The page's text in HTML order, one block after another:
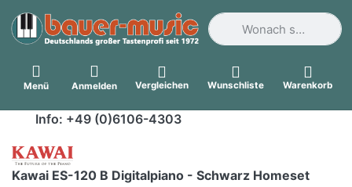
Geben Sie einen
Menü Anmelden Vergleichen Wunschliste Warenkorb
Info: +49 (0)6106-4303
Kawai ES-120 B Digitalpiano - Schwarz Homeset